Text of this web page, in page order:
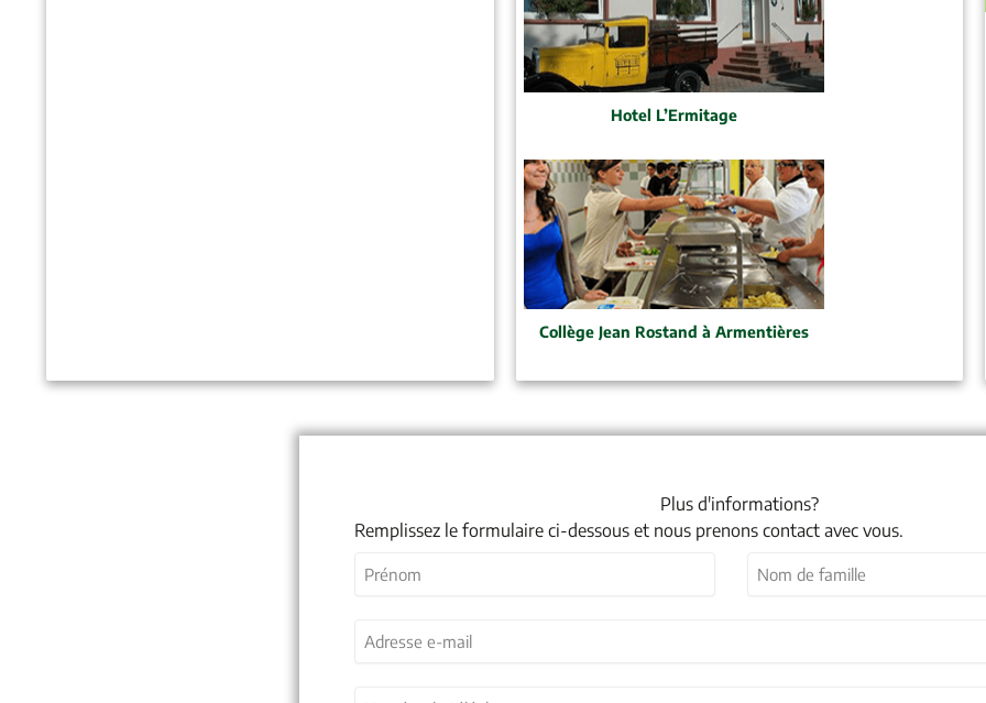
Hotel L’Ermitage
Collège Jean Rostand à Armentières
Plus d'informations?
Remplissez le formulaire ci-dessous et nous prenons contact avec vous.
Adresse
e-
Numéro